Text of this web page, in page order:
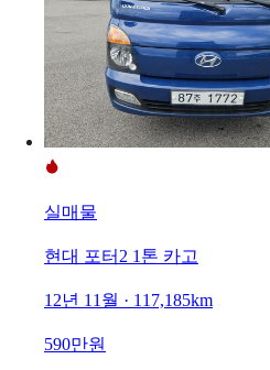
실매물
현대 포터2 1톤 카고
12년 11월 · 117,185km
590만원